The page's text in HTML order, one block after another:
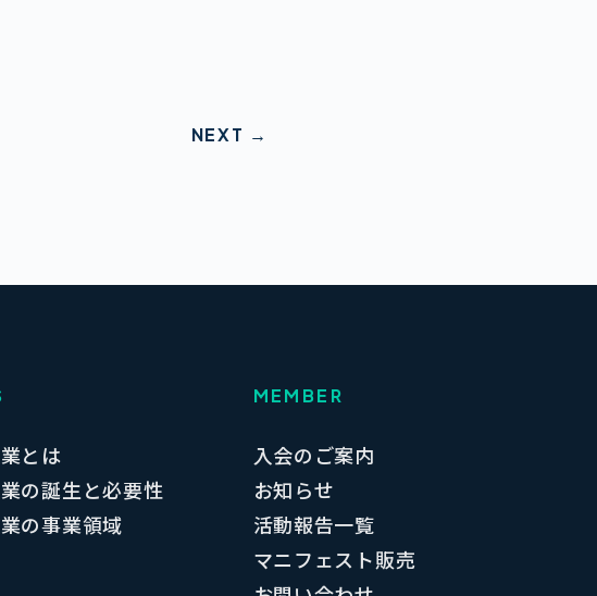
NEXT →
とは
の誕生と必要性
の事業領域
MEMBER
入会のご案内
お知らせ
活動報告一覧
マニフェスト販売